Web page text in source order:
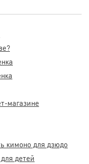
магазине
кимоно для дзюдо
детей